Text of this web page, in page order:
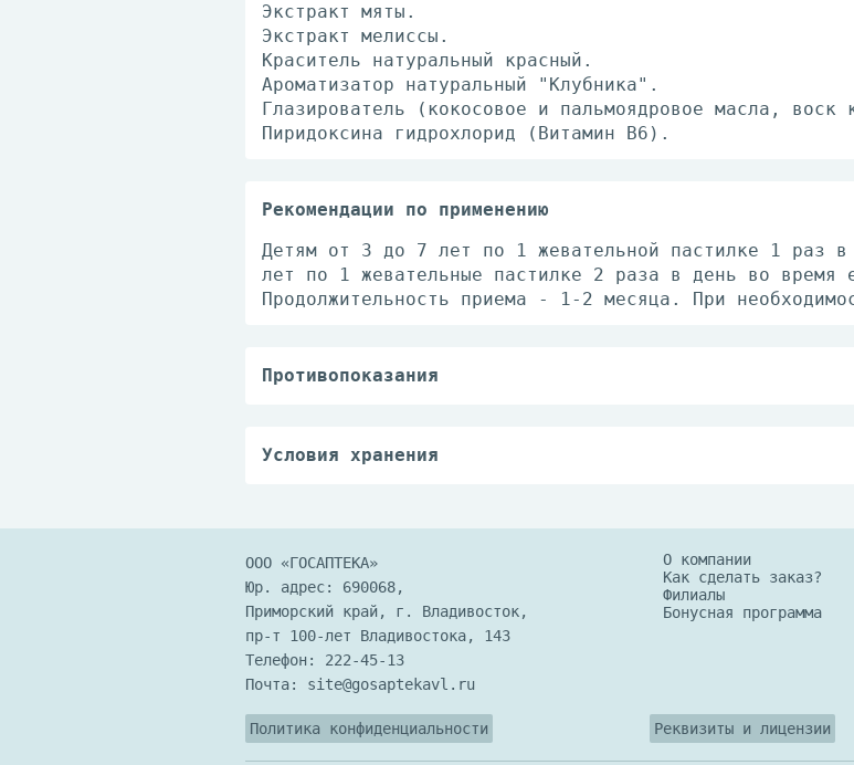
Экстракт мяты.
Экстракт мелиссы.
Краситель натуральный красный.
Ароматизатор натуральный "Клубника".
Глазирователь (кокосовое и пальмоядровое масла, воск
Пиридоксина гидрохлорид (Витамин В6).
Рекомендации по применению
Детям от 3 до 7 лет по 1 жевательной пастилке 1 раз
лет по 1 жевательные пастилке 2 раза в день во время
Продолжительность приема - 1-2 месяца. При
Противопоказания
Условия хранения
ООО «ГОСАПТЕКА»
Юр. адрес: 690068,
Приморский край, г. Владивосток,
пр-т 100-лет Владивостока, 143
Телефон: 222-45-13
Почта: site@gosaptekavl.ru
О компании
Как сделать заказ?
Филиалы
Бонусная программа
Политика конфиденциальности Реквизиты и лицензии